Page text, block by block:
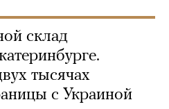
склад
тысячах
с Украиной